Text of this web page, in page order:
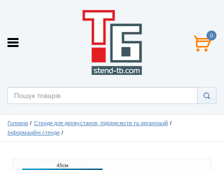
0
Головна
Стенди для держустанов, підприємств та організацій
Інформаційні стенди